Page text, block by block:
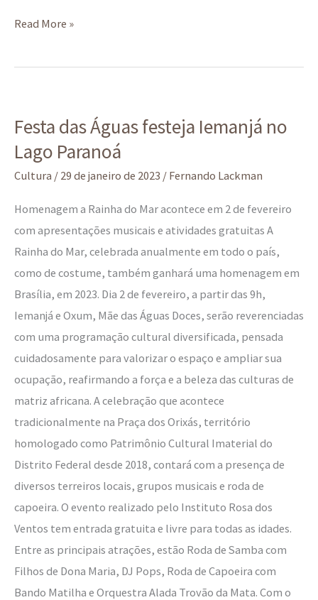
Read More »
Festa das Águas festeja Iemanjá no
Lago Paranoá
Cultura / 29 de janeiro de 2023 / Fernando Lackman
Homenagem a Rainha do Mar acontece em 2 de fevereiro
com apresentações musicais e atividades gratuitas A
Rainha do Mar, celebrada anualmente em todo o país,
como de costume, também ganhará uma homenagem em
Brasília, em 2023. Dia 2 de fevereiro, a partir das 9h,
Iemanjá e Oxum, Mãe das Águas Doces, serão reverenciadas
com uma programação cultural diversificada, pensada
cuidadosamente para valorizar o espaço e ampliar sua
ocupação, reafirmando a força e a beleza das culturas de
matriz africana. A celebração que acontece
tradicionalmente na Praça dos Orixás, território
homologado como Patrimônio Cultural Imaterial do
Distrito Federal desde 2018, contará com a presença de
diversos terreiros locais, grupos musicais e roda de
capoeira. O evento realizado pelo Instituto Rosa dos
Ventos tem entrada gratuita e livre para todas as idades.
Entre as principais atrações, estão Roda de Samba com
Filhos de Dona Maria, DJ Pops, Roda de Capoeira com
Bando Matilha e Orquestra Alada Trovão da Mata. Com o
das
Águas
festeja
no
Lago
Paranoá